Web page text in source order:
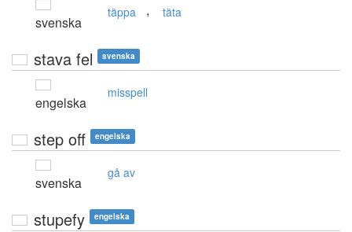
svenska
täppa , täta
stava fel svenska
engelska
misspell
step off engelska
svenska
gå av
stupefy engelska